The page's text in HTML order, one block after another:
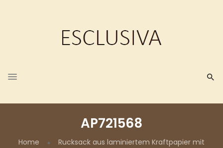
AP721568
Home
Rucksack aus laminiertem Kraftpapier mit